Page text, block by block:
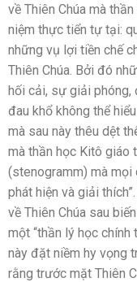
về Thiên Chúa mà
niệm thực tiển tự tại:
những vụ lợi tiền chế
Thiên Chúa. Bởi đó
hối cải, sự giải phóng,
đau khổ không thể
mà sau này thêu dệt
mà thần học Kitô giáo
(stenogramm) mà mọi
phát hiện và giải
về Thiên Chúa sau
một “thần lý học
này đặt niềm hy vọng
rằng trước mặt Thiên